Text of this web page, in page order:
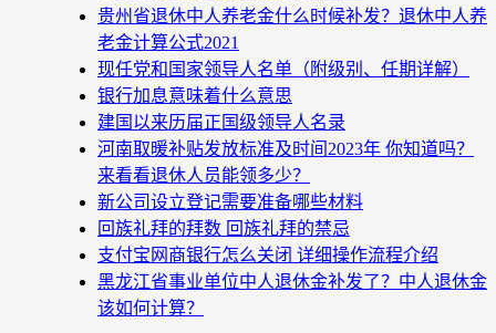
贵州省退休中人养老金什么时候补发？退休中人养
老金计算公式2021
现任党和国家领导人名单（附级别、任期详解）
银行加息意味着什么意思
建国以来历届正国级领导人名录
河南取暖补贴发放标准及时间2023年 你知道吗？
来看看退休人员能领多少？
新公司设立登记需要准备哪些材料
回族礼拜的拜数 回族礼拜的禁忌
支付宝网商银行怎么关闭 详细操作流程介绍
黑龙江省事业单位中人退休金补发了？中人退休金
该如何计算？